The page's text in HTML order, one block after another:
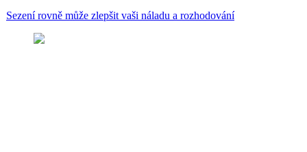
Sezení rovně může zlepšit vaši náladu a rozhodování